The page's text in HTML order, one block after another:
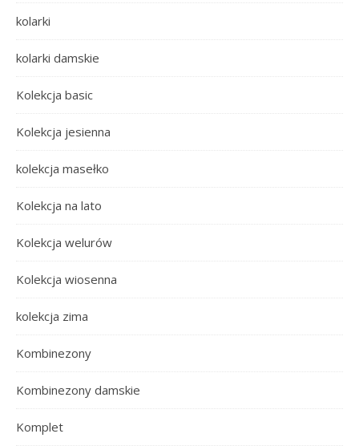
kolarki
kolarki damskie
Kolekcja basic
Kolekcja jesienna
kolekcja masełko
Kolekcja na lato
Kolekcja welurów
Kolekcja wiosenna
kolekcja zima
Kombinezony
Kombinezony damskie
Komplet